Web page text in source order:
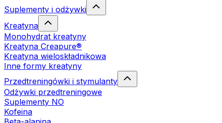
Suplementy i odżywki
Kreatyna
Monohydrat kreatyny
Kreatyna Creapure®
Kreatyna wieloskładnikowa
Inne formy kreatyny
Przedtreningówki i stymulanty
Odżywki przedtreningowe
Suplementy NO
Kofeina